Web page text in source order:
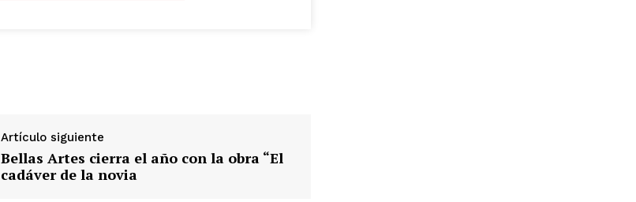
Artículo siguiente
Bellas Artes cierra el año con la obra “El
cadáver de la novia